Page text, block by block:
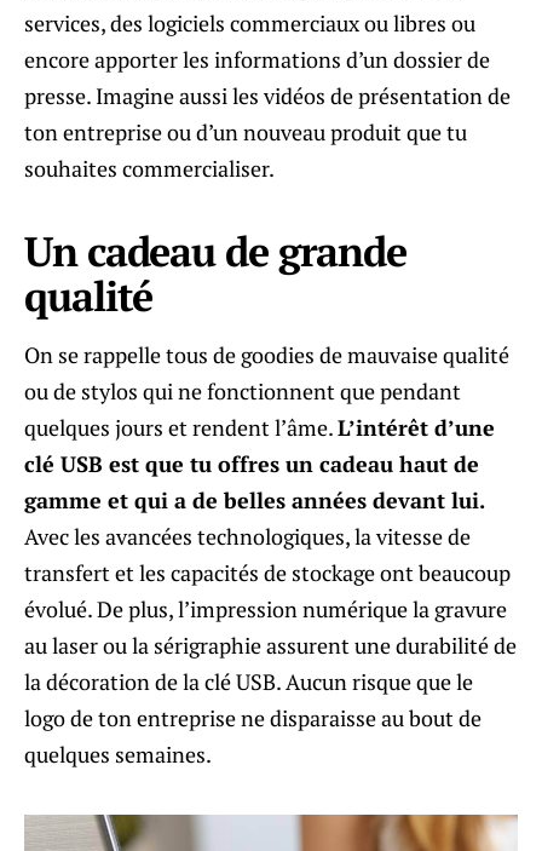
services, des logiciels commerciaux ou libres ou
encore apporter les informations d’un dossier de
presse. Imagine aussi les vidéos de présentation de
ton entreprise ou d’un nouveau produit que tu
souhaites commercialiser.
Un cadeau de grande
qualité
On se rappelle tous de goodies de mauvaise qualité
ou de stylos qui ne fonctionnent que pendant
quelques jours et rendent l’âme.L’intérêt d’une
clé USB est que tu offres un cadeau haut de
gamme et qui a de belles années devant lui.
Avec les avancées technologiques, la vitesse de
transfert et les capacités de stockage ont beaucoup
évolué. De plus, l’impression numérique la gravure
au laser ou la sérigraphie assurent une durabilité de
la décoration de la clé USB. Aucun risque que le
logo de ton entreprise ne disparaisse au bout de
quelques semaines.